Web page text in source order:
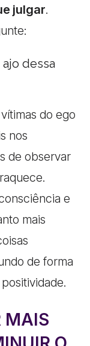
julgar.
ajo dessa
do ego
nos
de observar
e
mais
de forma
MAIS